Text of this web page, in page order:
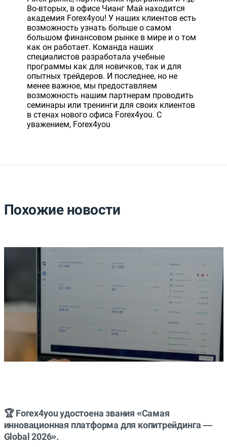
Во-вторых, в офисе Чианг Май находится
академия Forex4you! У наших клиентов есть
возможность узнать больше о самом
большом финансовом рынке в мире и о том
как он работает. Команда наших
специалистов разработала учебные
программы как для новичков, так и для
опытных трейдеров. И последнее, но не
менее важное, мы предоставляем
возможность нашим партнерам проводить
семинары или тренинги для своих клиентов
в стенах нового офиса Forex4you. С
уважением, Forex4you
Похожие новости
🏆 Forex4you удостоена звания «Самая
инновационная платформа для копитрейдинга —
Global 2026».